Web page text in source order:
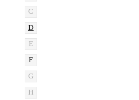
C
D
E
F
G
H